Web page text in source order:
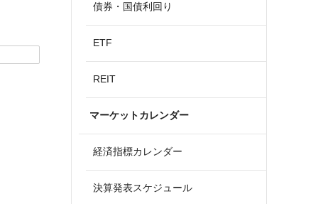
債券・国債利回り
ETF
REIT
マーケットカレンダー
経済指標カレンダー
決算発表スケジュール